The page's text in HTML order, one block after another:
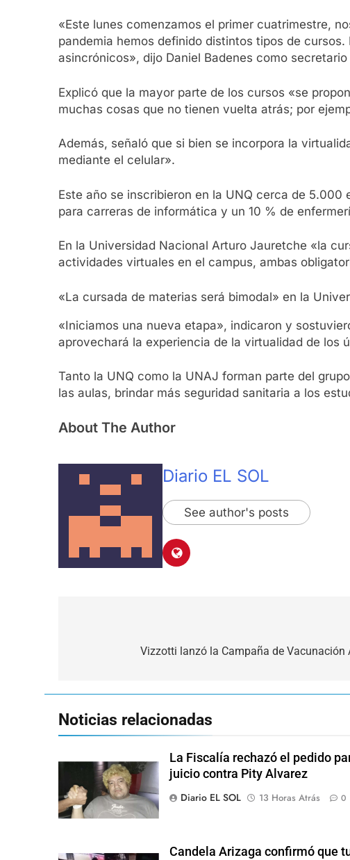
«Este lunes comenzamos el primer cuatrimestre,
pandemia hemos definido distintos tipos de
asincrónicos», dijo Daniel Badenes como
Explicó que la mayor parte de los cursos «se
muchas cosas que no tienen vuelta atrás; por
Además, señaló que si bien se incorpora la
mediante el celular».
Este año se inscribieron en la UNQ cerca de
para carreras de informática y un 10 % de
En la Universidad Nacional Arturo Jauretche «la
actividades virtuales en el campus, ambas
«La cursada de materias será bimodal» en la
«Iniciamos una nueva etapa», indicaron y
aprovechará la experiencia de la virtualidad de los
Tanto la UNQ como la UNAJ forman parte del
las aulas, brindar más seguridad sanitaria a los
About The Author
Diario EL SOL
See author's posts
Vizzotti lanzó la Campaña de Vacunación
Noticias relacionadas
La Fiscalía rechazó el pedido
juicio contra Pity Alvarez
Diario EL SOL
13 Horas Atrás 0
Candela Arizaga confirmó que